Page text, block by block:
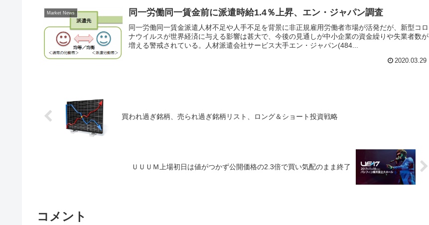
Market News 同一労働同一賃金前に派遣時給1.4％上昇、エン・ジャパン調査
同一労働同一賃金派遣人材不足や人手不足を背景に非正規雇用労働者市場が活発だが、新型コロ
ナウイルスが世界経済に与える影響は甚大で、今後の見通しが中小企業の資金繰りや失業者数が
増える警戒されている。人材派遣会社サービス大手エン・ジャパン(484...
2020.03.29
買われ過ぎ銘柄、売られ過ぎ銘柄リスト、ロング＆ショート投資戦略
ＵＵＵＭ上場初日は値がつかず公開価格の2.3倍で買い気配のまま終了
コメント